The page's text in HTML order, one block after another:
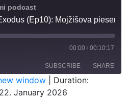
podcast
(Ep10): Mojžišova pieseň
00:00 / 00:10:17
SUBSCRIBE SHARE
window
Duration:
January 2026